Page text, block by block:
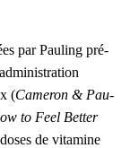
par Pau­ling pré­
(Came­ron & Pau­
to Feel Bet­ter
de vita­mine